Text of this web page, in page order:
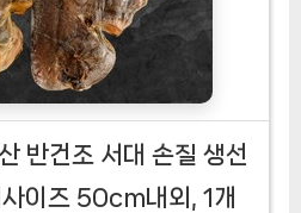
반건조 서대 손질 생선
이즈 50cm내외, 1개